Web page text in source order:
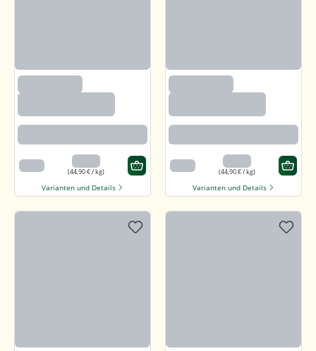
100 g 4,49 €
(44,90 € / kg)
Varianten und Details
100 g 4,49 €
(44,90 € / kg)
Varianten und Details